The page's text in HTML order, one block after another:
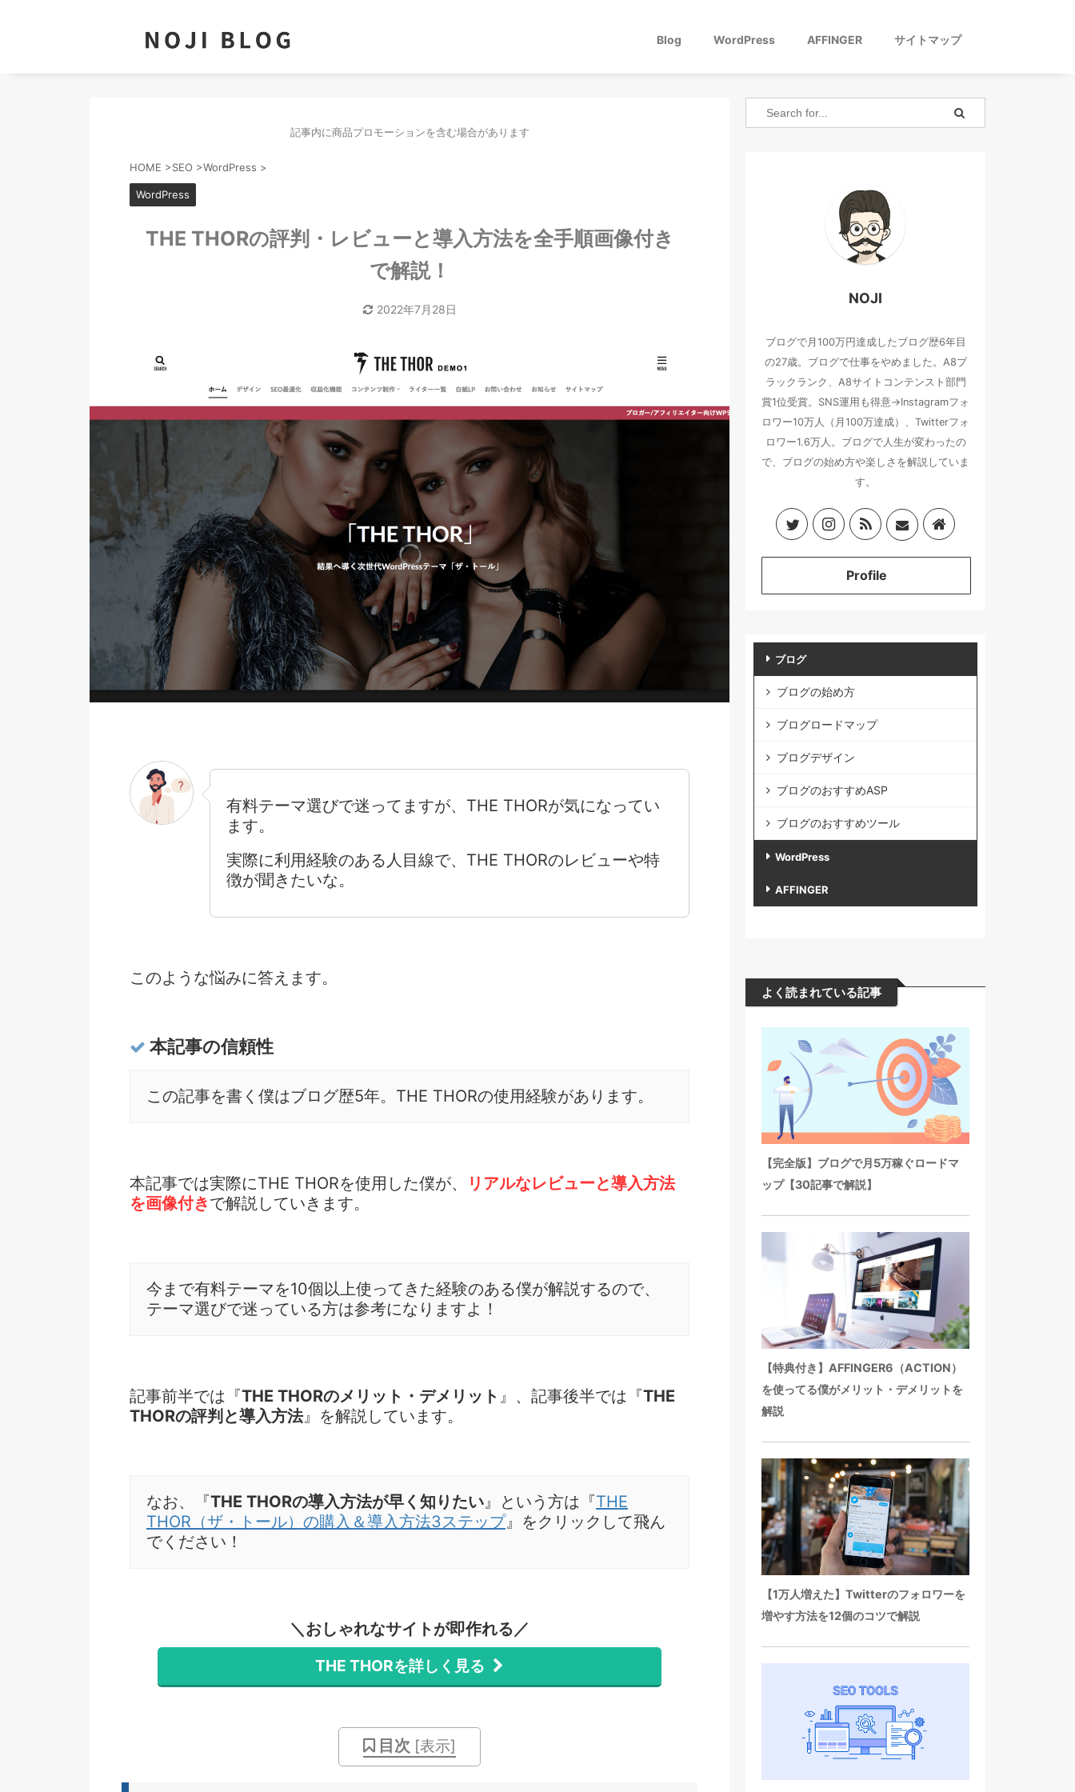
Blog WordPress AFFINGER サイトマップ
記事内に商品プロモーションを含む場合があります
HOME >SEO >WordPress >
WordPress
THE THORの評判・レビューと導入方法を全手順画像付き
で解説！
2022年7月28日
有料テーマ選びで迷ってますが、THE THORが気になってい
ます。
実際に利用経験のある人目線で、THE THORのレビューや特
徴が聞きたいな。
このような悩みに答えます。
本記事の信頼性
この記事を書く僕はブログ歴5年。THE THORの使用経験があります。
本記事では実際にTHE THORを使用した僕が、
リアルなレビューと導入方法
を画像付きで解説していきます。
今まで有料テーマを10個以上使ってきた経験のある僕が解説するので、
テーマ選びで迷っている方は参考になりますよ！
記事前半では『THE THORのメリット・デメリット 』、記事後半では『THE
THORの評判と導入方法』を解説しています。
なお、『THE THORの導入方法が早く知りたい 』という方は『THE
THOR（ザ・トール）の購入＆導入方法3ステップ』をクリックして飛ん
でください！
＼おしゃれなサイトが即作れる／
THE THORを詳しく見る
目次 [表示]
NOJI
ブログで月100万円達成したブログ歴6年目
の27歳。ブログで仕事をやめました。A8ブ
ラックランク、A8サイトコンテンスト部門
賞1位受賞。SNS運用も得意→Instagramフォ
ロワー10万人（月100万達成）、Twitterフォ
ロワー1.6万人。ブログで人生が変わったの
で、ブログの始め方や楽しさを解説していま
す。
Profile
ブログ
ブログの始め方
ブログロードマップ
ブログデザイン
ブログのおすすめASP
ブログのおすすめツール
WordPress
AFFINGER
よく読まれている記事
【完全版】ブログで月5万稼ぐロードマ
ップ【30記事で解説】
【特典付き】AFFINGER6（ACTION）
を使ってる僕がメリット・デメリットを
解説
【1万人増えた】Twitterのフォロワーを
増やす方法を12個のコツで解説